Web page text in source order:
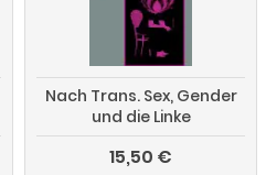
Nach Trans. Sex, Gender
und die Linke
15,50 €